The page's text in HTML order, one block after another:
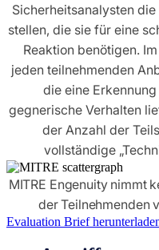
Sicherheitsanalysten
stellen, die sie für eine
Reaktion benötigen.
jeden teilnehmenden
die eine
gegnerische Verhalten
der Anzahl der
vollständige
MITRE Engenuity nimmt
der Teilnehmenden
Evaluation Brief